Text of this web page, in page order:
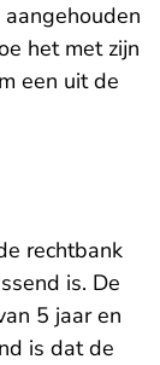
het met zijn
een uit de
rechtbank
is. De
5 jaar en
is dat de